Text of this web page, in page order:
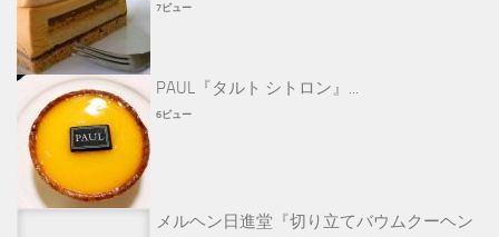
7ビュー
PAUL『タルト シトロン』...
6ビュー
メルヘン日進堂『切り立てバウムクーヘン